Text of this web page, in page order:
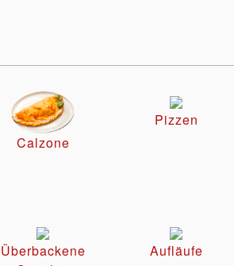
Calzone
Pizzen
Überbackene
Aufläufe